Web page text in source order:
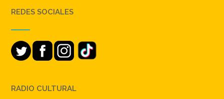
REDES SOCIALES
RADIO CULTURAL